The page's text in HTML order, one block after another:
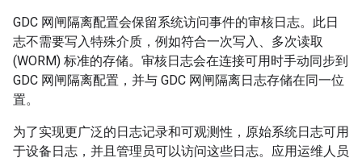
GDC 网闸隔离配置会保留系统访问事件的审核日志。此日
志不需要写入特殊介质，例如符合一次写入、多次读取
(WORM) 标准的存储。审核日志会在连接可用时手动同步到
GDC 网闸隔离配置，并与 GDC 网闸隔离日志存储在同一位
置。
为了实现更广泛的日志记录和可观测性，原始系统日志可用
于设备日志，并且管理员可以访问这些日志。应用运维人员